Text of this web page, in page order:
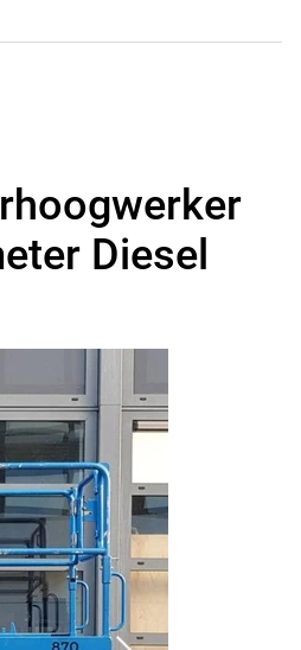
Diesel